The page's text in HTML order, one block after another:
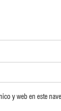
y web en este